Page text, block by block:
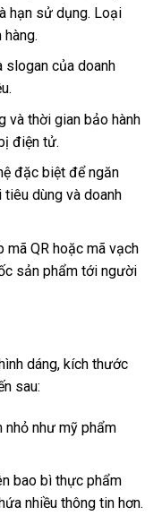
hạn sử dụng. Loại
slogan của doanh
và thời gian bảo hành
điện tử.
đặc biệt để ngăn
dùng và doanh
mã QR hoặc mã vạch
sản phẩm tới người
dáng, kích thước
sau:
nhỏ như mỹ phẩm
bao bì thực phẩm
nhiều thông tin hơn.